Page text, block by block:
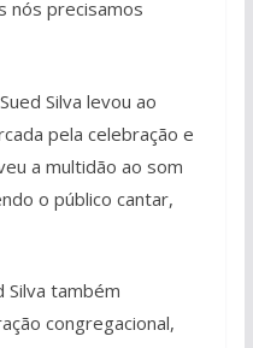
nós precisamos
Silva levou ao
pela celebração e
a multidão ao som
o público cantar,
Silva também
congregacional,